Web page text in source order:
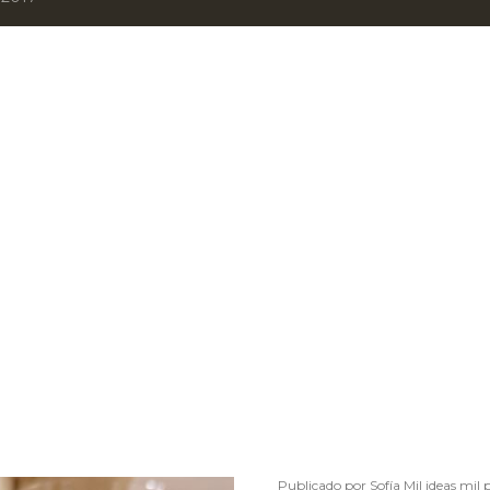
Publicado por Sofía Mil ideas mil